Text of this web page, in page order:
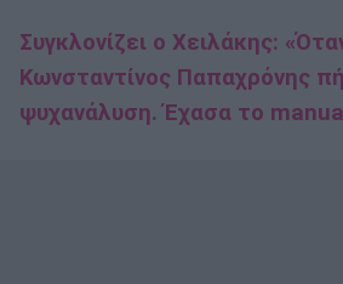
Συγκλονίζει ο Χειλάκης:
Κωνσταντίνος Παπαχρόνης
ψυχανάλυση. Έχασα το